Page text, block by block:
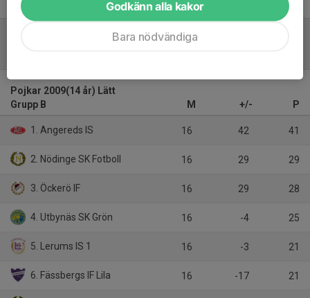
Pojkar 2009(14 år) Lätt
Grupp B
M +/- P
1. Angereds IS 16 42 41
2. Nödinge SK Fotboll 16 29 29
3. Öckerö IF 16 29 28
4. Utbynäs SK Grön 16 -4 25
5. Lerums IS 1 16 -3 21
6. Fässbergs IF Lila 16 -17 21
Godkänn alla kakor
Bara nödvändiga